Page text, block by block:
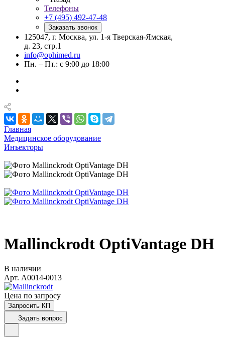
Телефоны
+7 (495) 492-47-48
Заказать звонок
125047, г. Москва, ул. 1-я Тверская-Ямская,
д. 23, стр.1
info@ophimed.ru
Пн. – Пт.: с 9:00 до 18:00
Главная
Медицинское оборудование
Инъекторы
Mallinckrodt OptiVantage DH
В наличии
Арт. A0014-0013
Цена по запросу
Запросить КП
Задать вопрос